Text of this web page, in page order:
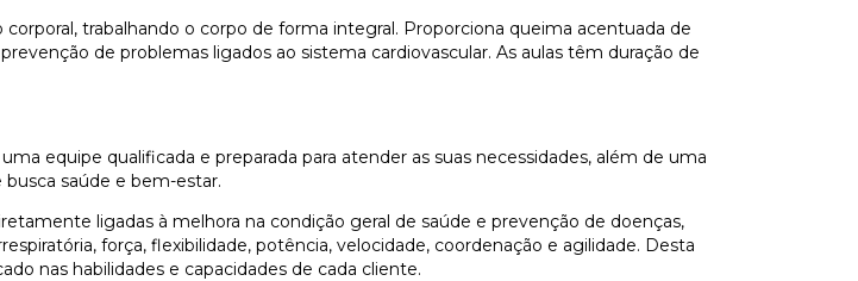
trabalhando o corpo de forma integral. Proporciona queima acentuada de
de problemas ligados ao sistema cardiovascular. As aulas têm duração de
equipe qualificada e preparada para atender as suas necessidades, além de uma
busca saúde e bem-estar.
ligadas à melhora na condição geral de saúde e prevenção de doenças,
força, flexibilidade, potência, velocidade, coordenação e agilidade. Desta
nas habilidades e capacidades de cada cliente.